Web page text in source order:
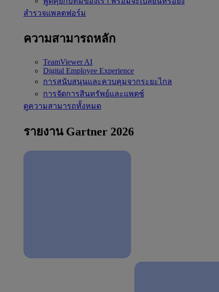
สำรวจแพลตฟอร์ม
ความสามารถหลัก
TeamViewer AI
Digital Employee Experience
การสนับสนุนและควบคุมจากระยะไกล
การจัดการสินทรัพย์และแพตช์
ดูความสามารถทั้งหมด
รายงาน Gartner 2026